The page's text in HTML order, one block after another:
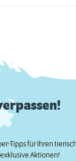
Tipps für Ihren
Aktionen!